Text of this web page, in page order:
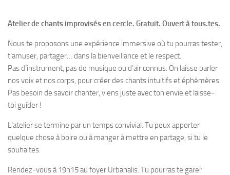
Atelier de chants improvisés en cercle. Gratuit. Ouvert à tous.tes.
Nous te proposons une expérience immersive où tu pourras tester,
t’amuser, partager… dans la bienveillance et le respect.
Pas d’instrument, pas de musique ou d’air connus. On laisse parler
nos voix et nos corps, pour créer des chants intuitifs et éphémères.
Pas besoin de savoir chanter, viens juste avec ton envie et laisse-
toi guider !
L’atelier se termine par un temps convivial. Tu peux apporter
quelque chose à boire ou à manger à mettre en partage, si tu le
souhaites.
Rendez-vous à 19h15 au foyer Urbanalis. Tu pourras te garer